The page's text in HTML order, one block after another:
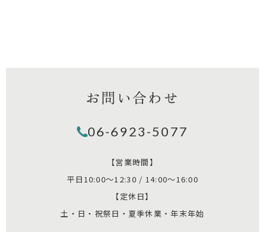
お問い合わせ
06-6923-5077
【営業時間】
平日10:00～12:30 / 14:00～16:00
【定休日】
土・日・祝祭日・夏季休業・年末年始